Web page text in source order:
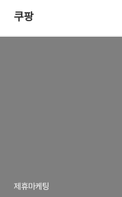
쿠팡
제휴마케팅